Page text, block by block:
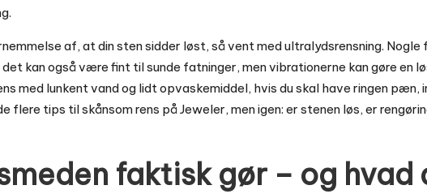
af, at din sten sidder løst, så vent med ultralydsrensning.
kan også være fint til sunde fatninger, men vibrationerne kan gøre en
med lunkent vand og lidt opvaskemiddel, hvis du skal have ringen pæn,
flere tips til skånsom rens påJeweler, men igen: er stenen løs, er
faktisk gør – og hvad